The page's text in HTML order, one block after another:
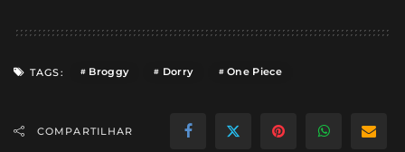
TAGS: Broggy Dorry One Piece
COMPARTILHAR